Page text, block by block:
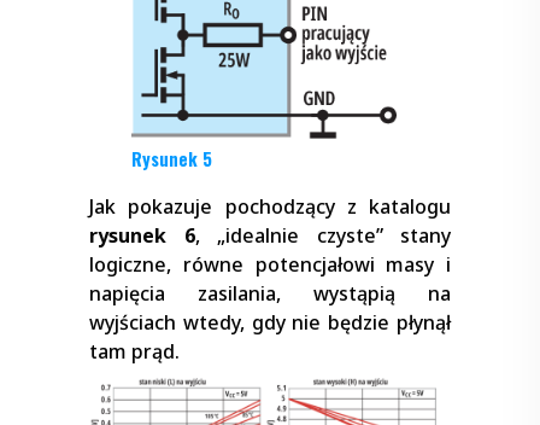
Rysunek 5
Jak pokazuje pochodzący z katalogu
rysunek 6, „idealnie czyste” stany
logiczne, równe potencjałowi masy i
napięcia zasilania, wystąpią na
wyjściach wtedy, gdy nie będzie płynął
tam prąd.